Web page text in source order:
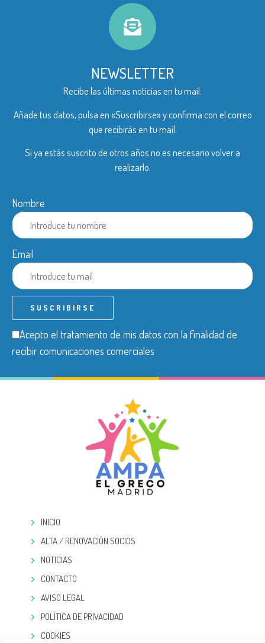
NEWSLETTER
Recibe las últimas noticias en tu mail.
Añade tus datos, pulsa en «Suscribirse» y confirma con el correo
que recibirás en tu mail.
Si ya estás suscrito de otros años no es necesario volver a
realizarlo.
Nombre
Email
Acepto el tratamiento de mis datos con la finalidad de
recibir comunicaciones comerciales
INICIO
ALTA / RENOVACIÓN SOCIOS
NOTICIAS
CONTACTO
AVISO LEGAL
POLÍTICA DE PRIVACIDAD
COOKIES